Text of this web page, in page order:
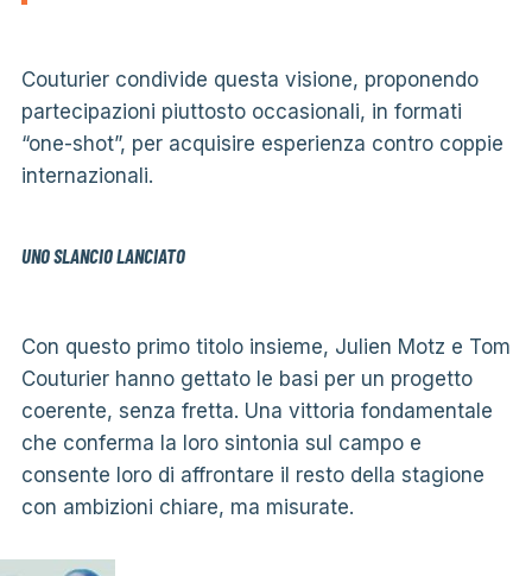
Couturier condivide questa visione, proponendo
partecipazioni piuttosto occasionali, in formati
“one-shot”, per acquisire esperienza contro coppie
internazionali.
UNO SLANCIO LANCIATO
Con questo primo titolo insieme, Julien Motz e Tom
Couturier hanno gettato le basi per un progetto
coerente, senza fretta. Una vittoria fondamentale
che conferma la loro sintonia sul campo e
consente loro di affrontare il resto della stagione
con ambizioni chiare, ma misurate.